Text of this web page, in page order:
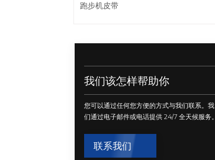
跑步机皮带
我们该怎样帮助你
您可以通过任何您方便的方式与我们联系。我
们通过电子邮件或电话提供 24/7 全天候服务。
联系我们